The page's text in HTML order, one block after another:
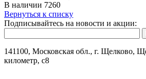
В наличии 7260
Вернуться к списку
Подписывайтесь на новости и акции:
141100, Московская обл., г. Щелково,
километр, с8